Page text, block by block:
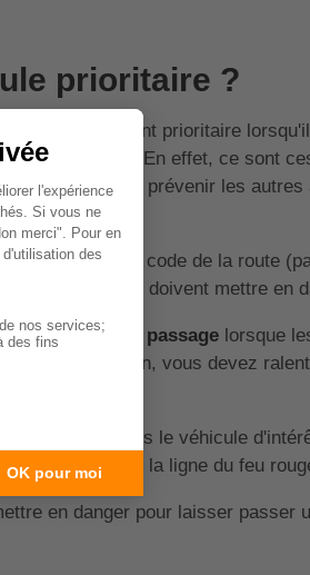
prioritaire ?
général devient prioritaire
à 2 tons). En effet, ce sont
permettent de prévenir les
d'enfreindre le code de la route
ils ne doivent mettre en
leur céder le passagelorsque
de la situation, vous devez
Si jamais le véhicule
un peu la ligne du feu
en danger pour laisser passer